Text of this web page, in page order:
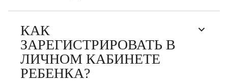
КАК
ЗАРЕГИСТРИРОВАТЬ В
ЛИЧНОМ КАБИНЕТЕ
РЕБЕНКА?